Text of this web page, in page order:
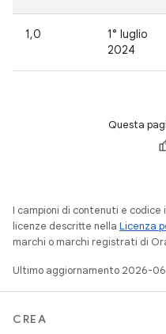
1,0
1° luglio
2024
Questa
I campioni di contenuti e
licenze descritte nella Licenza
marchi o marchi registrati di
Ultimo aggiornamento 2026-
CREA